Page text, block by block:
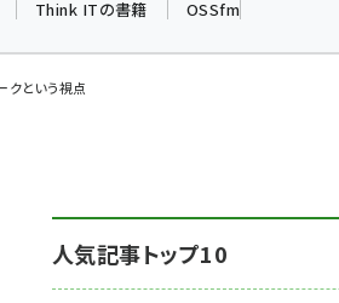
仲間と築いた勝
drupal (1955)
genai (1483)
Think ITの書籍 OSSfm
クという視点
人気記事トップ10